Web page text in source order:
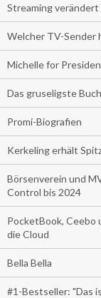
Streaming verändert
Welcher TV-Sender
Michelle for
Das gruseligste
Promi-Biografien
Kerkeling erhält
Börsenverein und
Control bis 2024
PocketBook, Ceebo
die Cloud
Bella Bella
#1-Bestseller: "Das